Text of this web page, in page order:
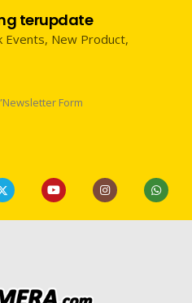
terupdate
Events, New Product,
Form